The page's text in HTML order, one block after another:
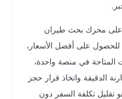
محرك بحث طيران
على أفضل الأسعار،
في منصة واحدة،
واتخاذ قرار حجز
تكلفة السفر دون